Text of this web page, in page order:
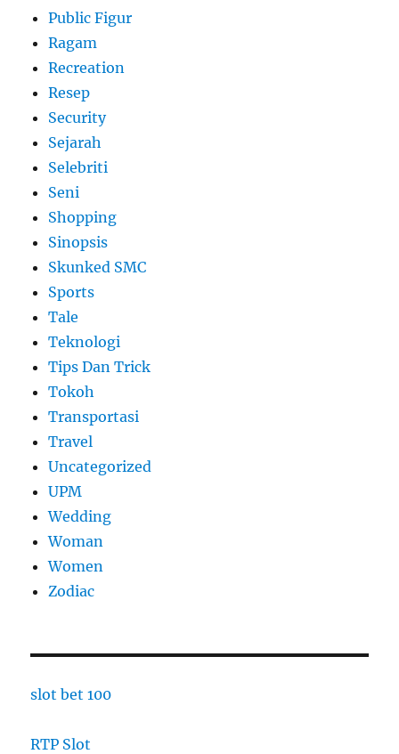
Public Figur
Ragam
Recreation
Resep
Security
Sejarah
Selebriti
Seni
Shopping
Sinopsis
Skunked SMC
Sports
Tale
Teknologi
Tips Dan Trick
Tokoh
Transportasi
Travel
Uncategorized
UPM
Wedding
Woman
Women
Zodiac
slot bet 100
RTP Slot